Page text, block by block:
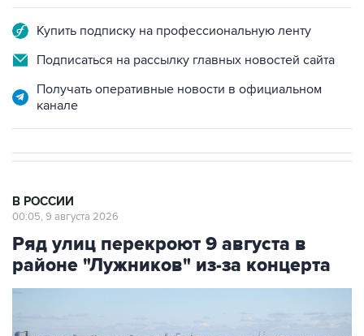
Купить подписку на профессиональную ленту
Подписаться на рассылку главных новостей сайта
Получать оперативные новости в официальном
канале
В РОССИИ
00:05, 9 августа 2026
Ряд улиц перекроют 9 августа в
районе "Лужников" из-за концерта